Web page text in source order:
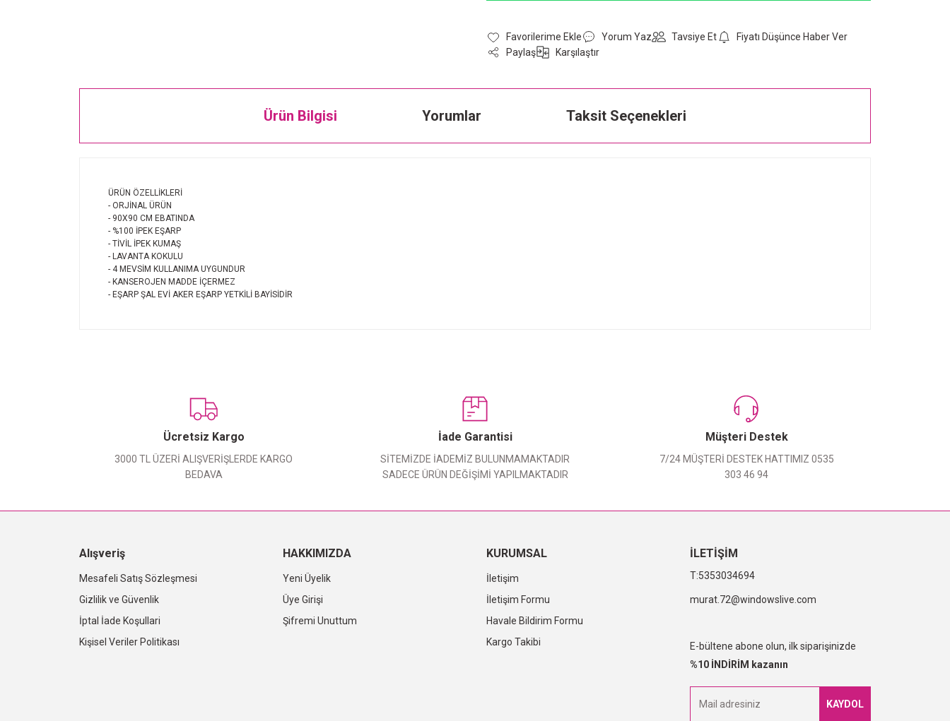
Yorum Yaz Tavsiye Et
Fiyatı Düşünce Haber Ver
Paylaş
Karşılaştır
Ürün Bilgisi Yorumlar Taksit Seçenekleri
ÜRÜN ÖZELLİKLERİ
- ORJİNAL ÜRÜN
- 90X90 CM EBATINDA
- %100 İPEK EŞARP
- TİVİL İPEK KUMAŞ
- LAVANTA KOKULU
- 4 MEVSİM KULLANIMA UYGUNDUR
- KANSEROJEN MADDE İÇERMEZ
- EŞARP ŞAL EVİ AKER EŞARP YETKİLİ BAYİSİDİR
Yorum Yaz
Ücretsiz Kargo
3000 TL ÜZERİ ALIŞVERİŞLERDE KARGO
BEDAVA
İade Garantisi
SİTEMİZDE İADEMİZ BULUNMAMAKTADIR
SADECE ÜRÜN DEĞİŞİMİ YAPILMAKTADIR
Müşteri Destek
7/24 MÜŞTERİ DESTEK HATTIMIZ 0535
303 46 94
Alışveriş
Mesafeli Satış Sözleşmesi
Gizlilik ve Güvenlik
İptal İade Koşullari
Kişisel Veriler Politikası
HAKKIMIZDA
Yeni Üyelik
Üye Girişi
Şifremi Unuttum
KURUMSAL
İletişim
İletişim Formu
Havale Bildirim Formu
Kargo Takibi
İLETİŞİM
5353034694
murat.72@windowslive.com
E-bültene abone olun, ilk siparişinizde
%10 İNDİRİM kazanın
KAYDOL